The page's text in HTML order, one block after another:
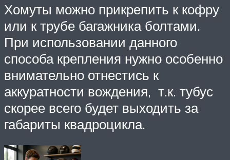
Хомуты можно прикрепить к кофру
или к трубе багажника болтами.
При использовании данного
способа крепления нужно особенно
внимательно отнестись к
аккуратности вождения, т.к. тубус
скорее всего будет выходить за
габариты квадроцикла.